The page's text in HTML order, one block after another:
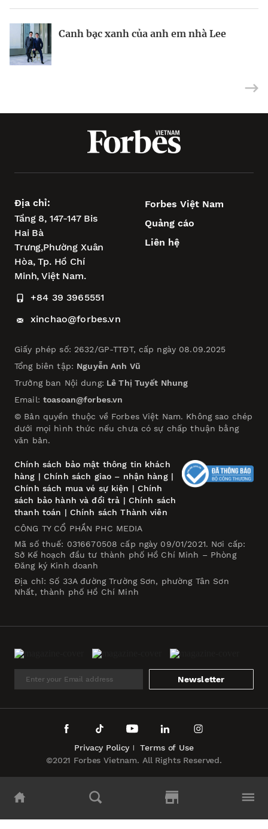
Canh bạc xanh của anh em nhà Lee
BRANDCONNECT | Brand Contributor
Nhà sáng lập 25 tuổi và tham vọng lật
Địa chỉ:
Tầng 8, 147-147 Bis
Hai Bà
Trưng,Phường Xuân
Hòa,Tp. Hồ Chí
Minh, Việt Nam.
+84 39 3965551
xinchao@forbes.vn
Forbes Việt Nam
Quảng cáo
Liên hệ
Giấy phép số: 2632/GP-TTĐT, cấp ngày 08.09.2025
Tổng biên tập: Nguyễn Anh Vũ
Trưởng ban Nội dung: Lê Thị Tuyết Nhung
Email: toasoan@forbes.vn
© Bản quyền thuộc về Forbes Việt Nam. Không sao chép
dưới mọi hình thức nếu chưa có sự chấp thuận bằng
văn bản.
Chính sách bảo mật thông tin khách
hàng | Chính sách giao – nhận hàng|
Chính sách mua vé sự kiện | Chính
sách bảo hành và đổi trả | Chính sách
thanh toán | Chính sách Thành viên
CÔNG TY CỔ PHẦN PHC MEDIA
Mã số thuế: 0316670508 cấp ngày 09/01/2021. Nơi cấp:
Sở Kế hoạch đầu tư thành phố Hồ Chí Minh – Phòng
Đăng ký Kinh doanh
Địa chỉ: Số 33A đường Trường Sơn, phường Tân Sơn
Nhất, thành phố Hồ Chí Minh
Newsletter
©2021 Forbes Vietnam. All Rights Reserved.
Privacy Policy Terms of Use